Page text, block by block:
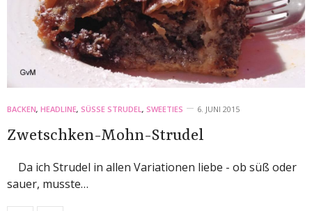
BACKEN, HEADLINE, SÜSSE STRUDEL , SWEETIES 6. JUNI 2015
Zwetschken-Mohn-Strudel
Da ich Strudel in allen Variationen liebe - ob süß oder
sauer, musste…